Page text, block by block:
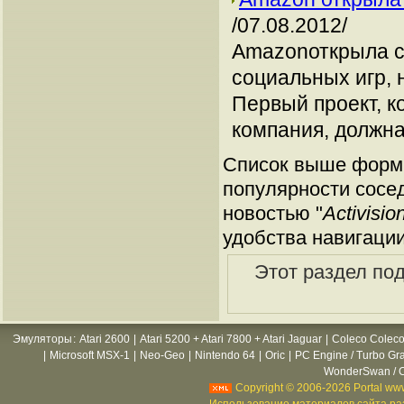
/07.08.2012/
Amazonоткрыла
социальных игр,
Первый проект,
компания,
Список выше
популярности
новостью "
удобства
Этот раздел
Эмуляторы : Atari 2600 Atari 5200 + Atari 7800 + Atari Jaguar
Coleco
Microsoft MSX-1 Neo-Geo Nintendo 64 Oric
PC Engine / Turbo
WonderSwan /
Copyright © 2006-2026 Portal